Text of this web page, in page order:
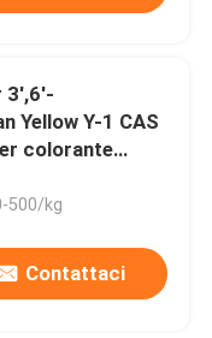
3',6'-
Yellow Y-1 CAS
colorante
500/kg
Contattaci